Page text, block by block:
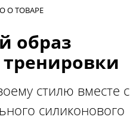
О ТОВАРЕ
образ
стилю вместе с
силиконового